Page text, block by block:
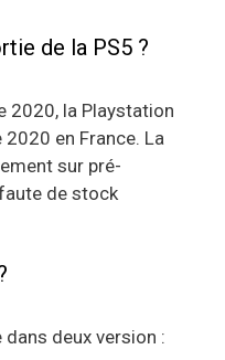
de la PS5 ?
2020, la Playstation
en France. La
sur pré-
de stock
deux version :